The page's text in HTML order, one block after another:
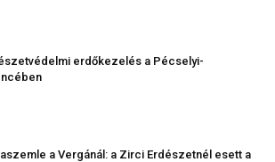
erdőkezelés a Pécselyi-
a Vergánál: a Zirci Erdészetnél esett a